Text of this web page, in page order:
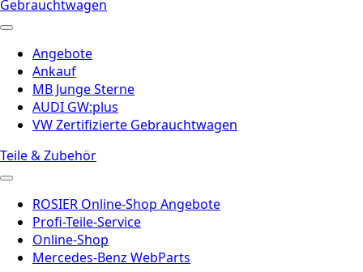
Gebrauchtwagen
Angebote
Ankauf
MB Junge Sterne
AUDI GW:plus
VW Zertifizierte Gebrauchtwagen
Teile & Zubehör
ROSIER Online-Shop Angebote
Profi-Teile-Service
Online-Shop
Mercedes-Benz WebParts